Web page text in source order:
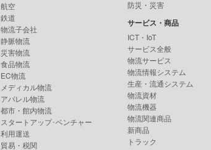
航空
鉄道
物流子会社
静脈物流
災害物流
食品物流
EC物流
メディカル物流
アパレル物流
都市・館内物流
スタートアップ･ベンチャー
利用運送
貿易・税関
防災・災害
サービス・商品
ICT・IoT
サービス全般
物流サービス
物流情報システム
生産・流通システム
物流資材
物流機器
物流関連商品
新商品
トラック